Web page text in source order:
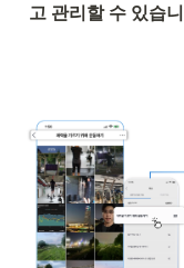
고 관리할 수 있습